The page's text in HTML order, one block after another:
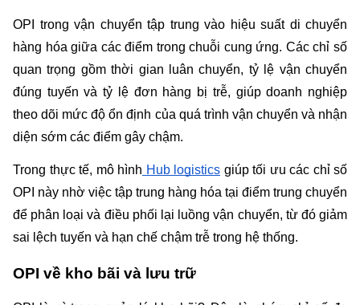
OPI trong vận chuyển tập trung vào hiệu suất di chuyển
hàng hóa giữa các điểm trong chuỗi cung ứng. Các chỉ số
quan trọng gồm thời gian luân chuyển, tỷ lệ vận chuyển
đúng tuyến và tỷ lệ đơn hàng bị trễ, giúp doanh nghiệp
theo dõi mức độ ổn định của quá trình vận chuyển và nhận
diện sớm các điểm gây chậm.
Trong thực tế, mô hình Hub logistics giúp tối ưu các chỉ số
OPI này nhờ việc tập trung hàng hóa tại điểm trung chuyển
để phân loại và điều phối lại luồng vận chuyển, từ đó giảm
sai lệch tuyến và hạn chế chậm trễ trong hệ thống.
OPI về kho bãi và lưu trữ